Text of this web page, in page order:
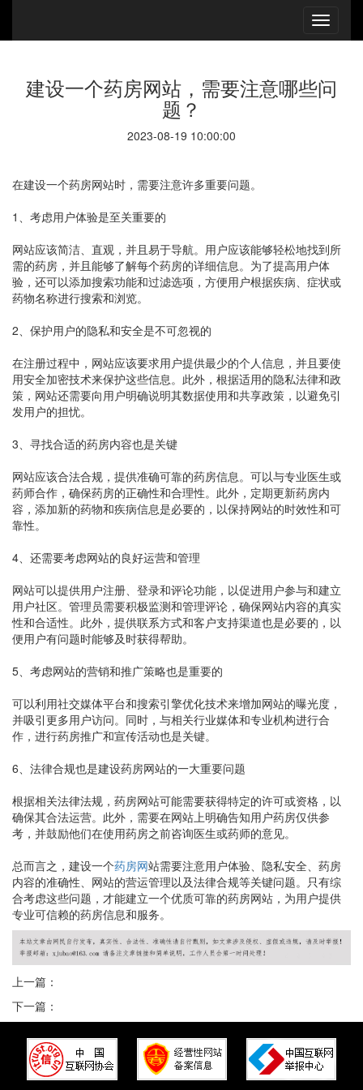
建设一个药房网站，需要注意哪些问
题？
2023-08-19 10:00:00
在建设一个药房网站时，需要注意许多重要问题。
1、考虑用户体验是至关重要的
网站应该简洁、直观，并且易于导航。用户应该能够轻松地找到所
需的药房，并且能够了解每个药房的详细信息。为了提高用户体
验，还可以添加搜索功能和过滤选项，方便用户根据疾病、症状或
药物名称进行搜索和浏览。
2、保护用户的隐私和安全是不可忽视的
在注册过程中，网站应该要求用户提供最少的个人信息，并且要使
用安全加密技术来保护这些信息。此外，根据适用的隐私法律和政
策，网站还需要向用户明确说明其数据使用和共享政策，以避免引
发用户的担忧。
3、寻找合适的药房内容也是关键
网站应该合法合规，提供准确可靠的药房信息。可以与专业医生或
药师合作，确保药房的正确性和合理性。此外，定期更新药房内
容，添加新的药物和疾病信息是必要的，以保持网站的时效性和可
靠性。
4、还需要考虑网站的良好运营和管理
网站可以提供用户注册、登录和评论功能，以促进用户参与和建立
用户社区。管理员需要积极监测和管理评论，确保网站内容的真实
性和合适性。此外，提供联系方式和客户支持渠道也是必要的，以
便用户有问题时能够及时获得帮助。
5、考虑网站的营销和推广策略也是重要的
可以利用社交媒体平台和搜索引擎优化技术来增加网站的曝光度，
并吸引更多用户访问。同时，与相关行业媒体和专业机构进行合
作，进行药房推广和宣传活动也是关键。
6、法律合规也是建设药房网站的一大重要问题
根据相关法律法规，药房网站可能需要获得特定的许可或资格，以
确保其合法运营。此外，需要在网站上明确告知用户药房仅供参
考，并鼓励他们在使用药房之前咨询医生或药师的意见。
总而言之，建设一个药房网站需要注意用户体验、隐私安全、药房
内容的准确性、网站的营运管理以及法律合规等关键问题。只有综
合考虑这些问题，才能建立一个优质可靠的药房网站，为用户提供
专业可信赖的药房信息和服务。
上一篇：
下一篇：